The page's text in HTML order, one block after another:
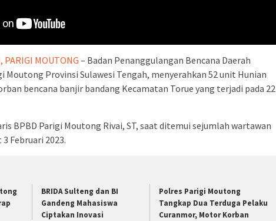
PARIGI MOUTONG – Badan Penanggulangan Bencana Daerah
Moutong Provinsi Sulawesi Tengah, menyerahkan 52 unit Hunian
bencana banjir bandang Kecamatan Torue yang terjadi pada 22
BPBD Parigi Moutong Rivai, ST, saat ditemui sejumlah wartawan
Februari 2023.
BRIDA Sulteng dan BI
Gandeng Mahasiswa
Ciptakan Inovasi
Polres Parigi Moutong
Tangkap Dua Terduga Pelaku
Curanmor, Motor Korban